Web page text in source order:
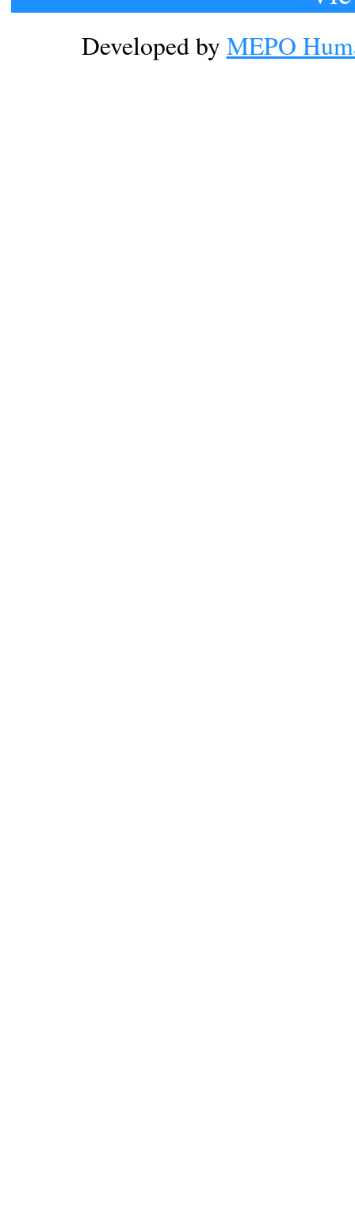
Developed by MEPO